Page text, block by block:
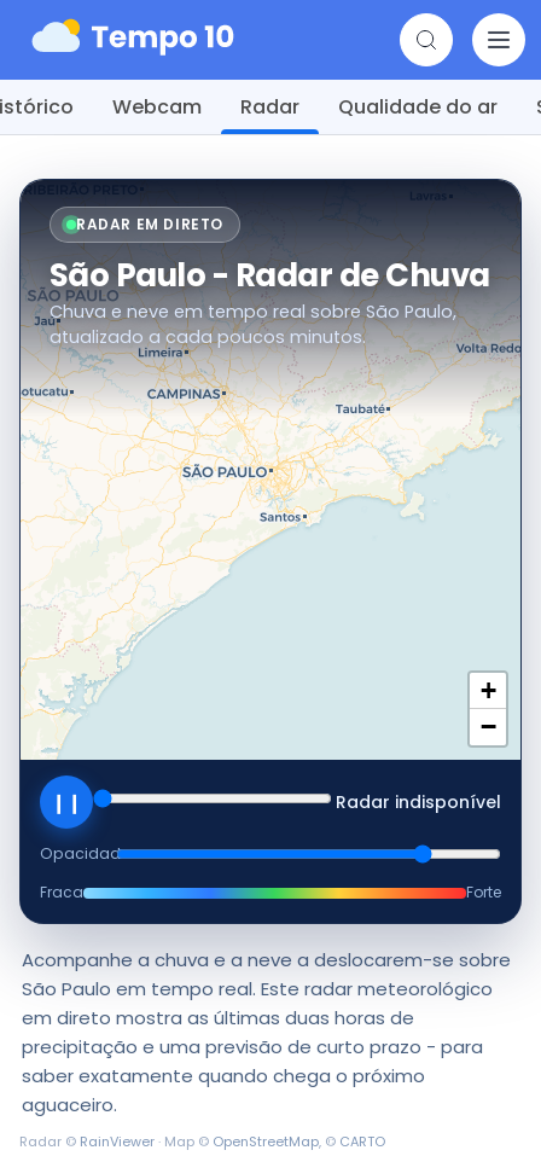
Webcam Radar Qualidade do ar
+
−
RADAR EM DIRETO
São Paulo - Radar de Chuva
Chuva e neve em tempo real sobre São Paulo,
atualizado a cada poucos minutos.
❙❙ Radar indisponível
Opacidade
Fraca
Forte
Acompanhe a chuva e a neve a deslocarem-se sobre
São Paulo em tempo real. Este radar meteorológico
em direto mostra as últimas duas horas de
precipitação e uma previsão de curto prazo - para
saber exatamente quando chega o próximo
aguaceiro.
Radar © RainViewer· Map © OpenStreetMap, © CARTO